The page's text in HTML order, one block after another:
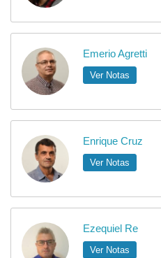
Emerio Agretti
Ver Notas
Enrique Cruz
Ver Notas
Ezequiel Re
Ver Notas